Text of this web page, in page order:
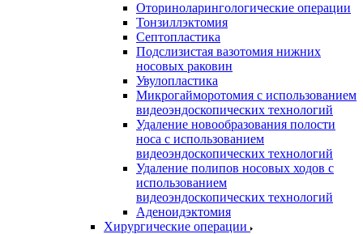
Оториноларингологические операции
Тонзиллэктомия
Септопластика
Подслизистая вазотомия нижних
носовых раковин
Увулопластика
Микрогайморотомия с использованием
видеоэндоскопических технологий
Удаление новообразования полости
носа с использованием
видеоэндоскопических технологий
Удаление полипов носовых ходов с
использованием
видеоэндоскопических технологий
Аденоидэктомия
Хирургические операции